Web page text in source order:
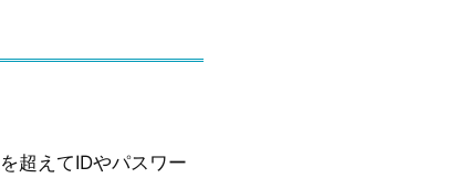
超えてIDやパスワー